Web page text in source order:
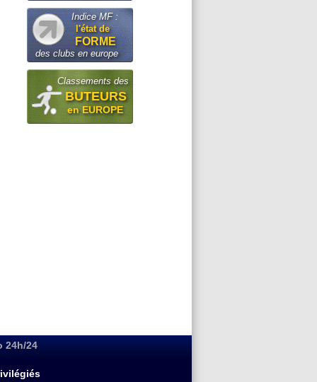
Indice MF :
l'état de
FORME
des clubs en europe
Classements des
BUTEURS
en EUROPE
24h/24